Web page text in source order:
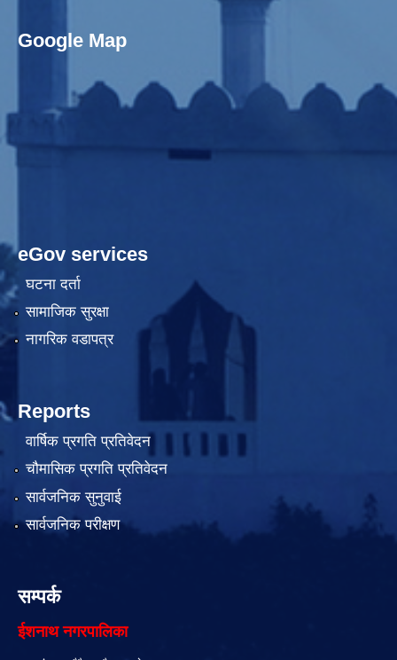
Google Map
eGov services
घटना दर्ता
सामाजिक सुरक्षा
नागरिक वडापत्र
Reports
वार्षिक प्रगति प्रतिवेदन
चौमासिक प्रगति प्रतिवेदन
सार्वजनिक सुनुवाई
सार्वजनिक परीक्षण
सम्पर्क
ईशनाथ नगरपालिका